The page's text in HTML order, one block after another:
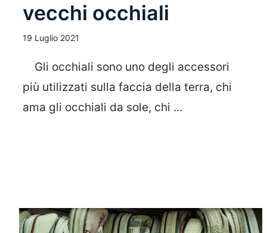
vecchi occhiali
19 Luglio 2021
Gli occhiali sono uno degli accessori
più utilizzati sulla faccia della terra, chi
ama gli occhiali da sole, chi ...